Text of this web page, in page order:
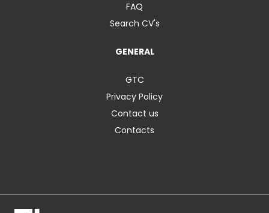
FAQ
Search CV's
GENERAL
GTC
Privacy Policy
Contact us
Contacts